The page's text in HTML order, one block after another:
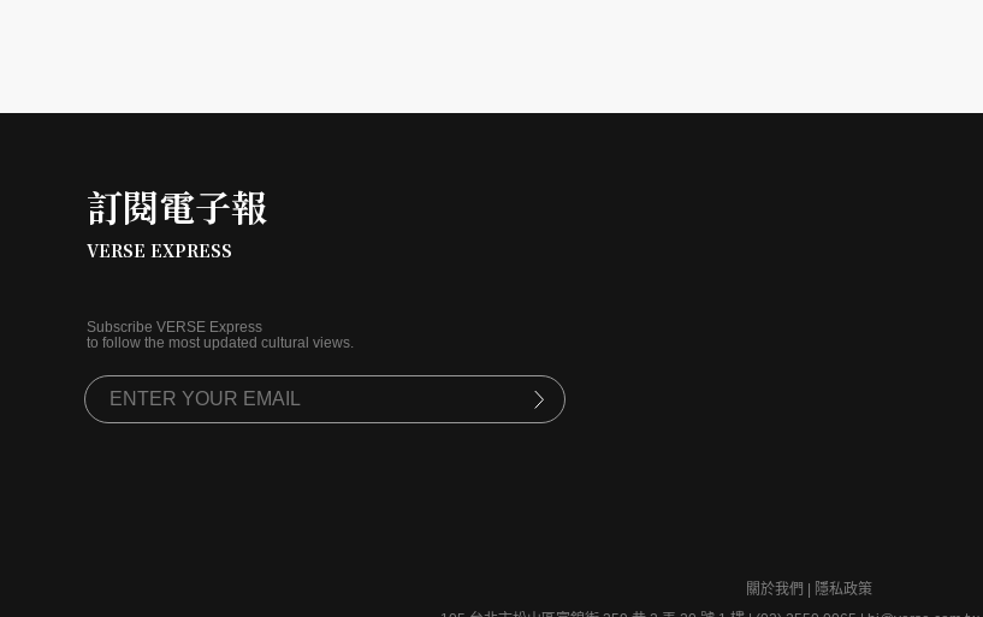
訂閱電子報
VERSE EXPRESS
Subscribe VERSE Express
to follow the most updated cultural views.
關於我們
隱私政策